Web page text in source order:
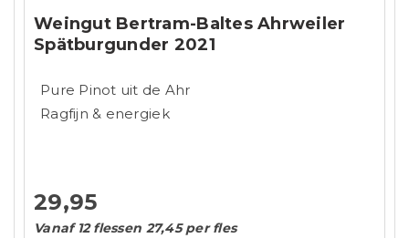
Weingut Bertram-Baltes Ahrweiler
Spätburgunder 2021
Pure Pinot uit de Ahr
Ragfijn & energiek
29,95
Vanaf 12 flessen 27,45 per fles